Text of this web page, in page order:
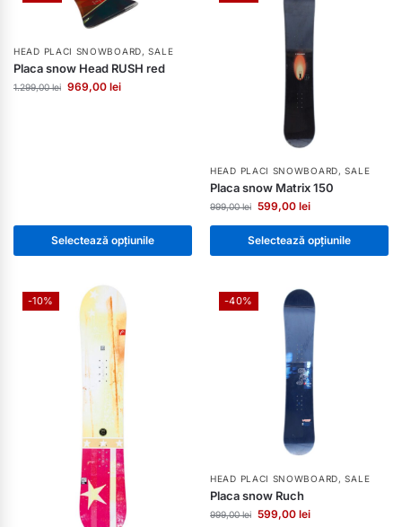
HEAD PLACI SNOWBOARD,SALE
Placa snow Head RUSH red
1.299,00lei 969,00 lei
Selectează opțiunile
HEAD PLACI SNOWBOARD,SALE
Placa snow Matrix 150
999,00lei 599,00 lei
Selectează opțiunile
-10% -40%
HEAD PLACI SNOWBOARD,SALE
Placa snow Ruch
999,00lei 599,00 lei